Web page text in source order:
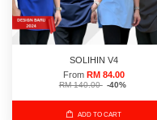
SOLIHIN V4
From RM 84.00
RM 140.00 -40%
ADD TO CART